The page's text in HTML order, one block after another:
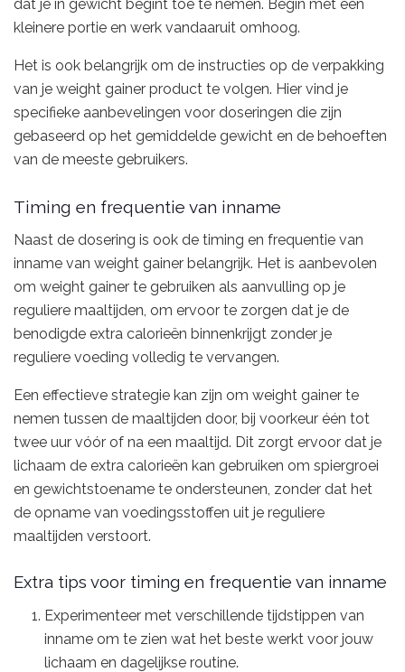
dat je in gewicht begint toe te nemen. Begin met een
kleinere portie en werk vandaaruit omhoog.
Het is ook belangrijk om de instructies op de verpakking
van je weight gainer product te volgen. Hier vind je
specifieke aanbevelingen voor doseringen die zijn
gebaseerd op het gemiddelde gewicht en de behoeften
van de meeste gebruikers.
Timing en frequentie van inname
Naast de dosering is ook de timing en frequentie van
inname van weight gainer belangrijk. Het is aanbevolen
om weight gainer te gebruiken als aanvulling op je
reguliere maaltijden, om ervoor te zorgen dat je de
benodigde extra calorieën binnenkrijgt zonder je
reguliere voeding volledig te vervangen.
Een effectieve strategie kan zijn om weight gainer te
nemen tussen de maaltijden door, bij voorkeur één tot
twee uur vóór of na een maaltijd. Dit zorgt ervoor dat je
lichaam de extra calorieën kan gebruiken om spiergroei
en gewichtstoename te ondersteunen, zonder dat het
de opname van voedingsstoffen uit je reguliere
maaltijden verstoort.
Extra tips voor timing en frequentie van inname
Experimenteer met verschillende tijdstippen van
inname om te zien wat het beste werkt voor jouw
lichaam en dagelijkse routine.